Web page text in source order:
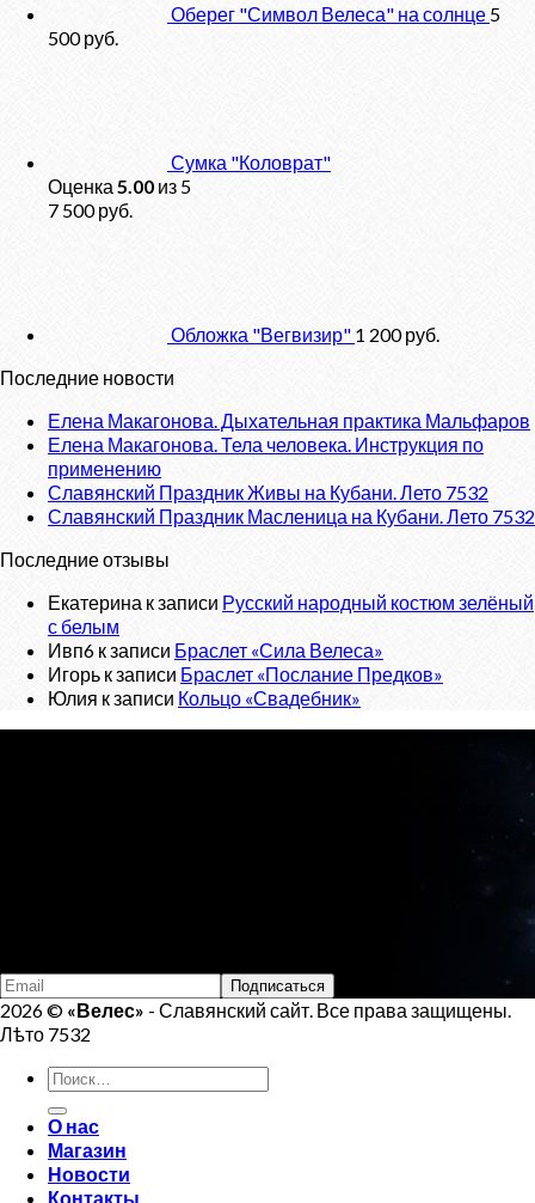
Оберег "Символ Велеса" на солнце 5
500руб.
Сумка "Коловрат"
Оценка 5.00 из 5
7 500руб.
Обложка "Вегвизир" 1 200руб.
Последние новости
Елена Макагонова. Дыхательная практика Мальфаров
Елена Макагонова. Тела человека. Инструкция по
применению
Славянский Праздник Живы на Кубани. Лето 7532
Славянский Праздник Масленица на Кубани. Лето 7532
Последние отзывы
Екатерина к записи Русский народный костюм зелёный
с белым
Ивп6 к записи Браслет «Сила Велеса»
Игорь к записи Браслет «Послание Предков»
Юлия к записи Кольцо «Свадебник»
2026 © «Велес» - Славянский сайт. Все права защищены.
Лѣто 7532
Искать:
О нас
Магазин
Новости
Контакты